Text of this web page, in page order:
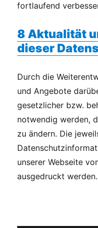
fortlaufend
8 Aktualität
dieser
Durch die
und Angebote
gesetzlicher bzw.
notwendig werden,
zu ändern. Die
unserer Webseite
ausgedruckt werden.